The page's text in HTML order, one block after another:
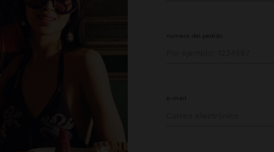
número del pedido
e-mail